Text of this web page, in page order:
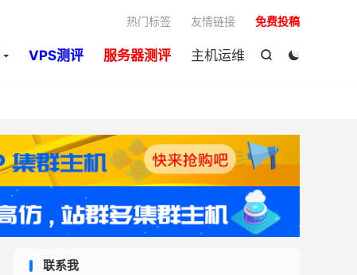


VPS测评 服务器测评 主机运维
热门标签 友情链接 免费投稿
联系我